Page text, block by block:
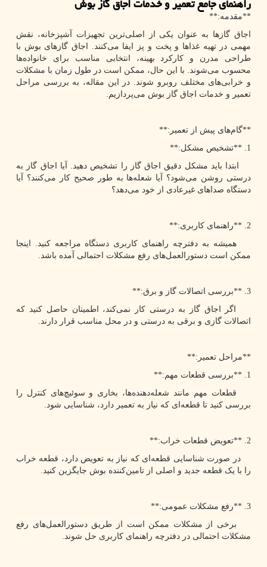
راهنمای جامع تعمیر و خدمات اجاق گاز بوش
**مقدمه:**
اجاق گازها به عنوان یکی از اصلی‌ترین تجهیزات آشپزخانه، نقش
مهمی در تهیه غذاها و پخت و پز ایفا می‌کنند. اجاق گازهای بوش با
طراحی مدرن و کارکرد بهینه، انتخابی مناسب برای خانواده‌ها
محسوب می‌شوند. با این حال، ممکن است در طول زمان با مشکلات
و خرابی‌های مختلف روبرو شوند. در این مقاله، به بررسی مراحل
تعمیر و خدمات اجاق گاز بوش می‌پردازیم.
**گام‌های پیش از تعمیر:**
1. **تشخیص مشکل:**
ابتدا باید مشکل دقیق اجاق گاز را تشخیص دهید. آیا اجاق گاز به
درستی روشن می‌شود؟ آیا شعله‌ها به طور صحیح کار می‌کنند؟ آیا
دستگاه صداهای غیرعادی از خود می‌دهد؟
2. **راهنمای کاربری:**
همیشه به دفترچه راهنمای کاربری دستگاه مراجعه کنید. اینجا
ممکن است دستورالعمل‌های رفع مشکلات احتمالی آمده باشد.
3. **بررسی اتصالات گاز و برق:**
اگر اجاق گاز به درستی کار نمی‌کند، اطمینان حاصل کنید که
اتصالات گازی و برقی به درستی و در محل مناسب قرار دارند.
**مراحل تعمیر:**
1. **بررسی قطعات مهم:**
قطعات مهم مانند شعله‌دهنده‌ها، بخاری و سوئیچ‌های کنترل را
بررسی کنید تا قطعه‌ای که نیاز به تعمیر دارد، شناسایی شود.
2. **تعویض قطعات خراب:**
در صورت شناسایی قطعه‌ای که نیاز به تعویض دارد، قطعه خراب
را با یک قطعه جدید و اصلی از تامین‌کننده بوش جایگزین کنید.
3. **رفع مشکلات عمومی:**
برخی از مشکلات ممکن است از طریق دستورالعمل‌های رفع
مشکلات احتمالی در دفترچه راهنمای کاربری حل شوند.